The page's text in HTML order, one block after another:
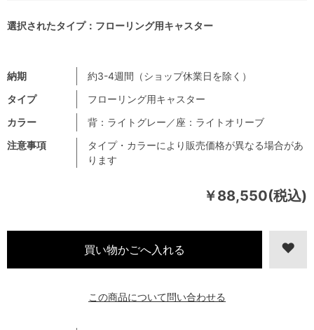
￥88,550(税込)
注意事項
タイプ・カラーにより販売価格が異なる場合があ
ります
納期
約3-4週間（ショップ休業日を除く）
タイプ
フローリング用キャスター
カラー
背：ライトグレー／座：ライトオリーブ
選択されたタイプ：フローリング用キャスター
この商品について問い合わせる